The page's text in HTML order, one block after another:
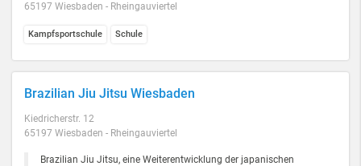
65197 Wiesbaden - Rheingauviertel
Kampfsportschule Schule
Brazilian Jiu Jitsu Wiesbaden
Kiedricherstr. 12
65197 Wiesbaden - Rheingauviertel
Brazilian Jiu Jitsu, eine Weiterentwicklung der japanischen